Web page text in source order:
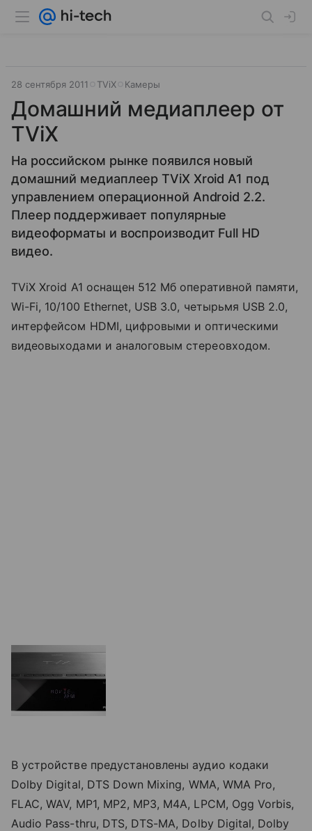
28 сентября 2011 TViX Камеры
Домашний медиаплеер от
TViX
На российском рынке появился новый
домашний медиаплеер TViX Xroid A1 под
управлением операционной Android 2.2.
Плеер поддерживает популярные
видеоформаты и воспроизводит Full HD
видео.
TViX Xroid A1 оснащен 512 Мб оперативной памяти,
Wi-Fi, 10/100 Ethernet, USB 3.0, четырьмя USB 2.0,
интерфейсом HDMI, цифровыми и оптическими
видеовыходами и аналоговым стереовходом.
В устройстве предустановлены аудио кодаки
Dolby Digital, DTS Down Mixing, WMA, WMA Pro,
FLAC, WAV, MP1, MP2, MP3, M4A, LPCM, Ogg Vorbis,
Audio Pass-thru, DTS, DTS-MA, Dolby Digital, Dolby